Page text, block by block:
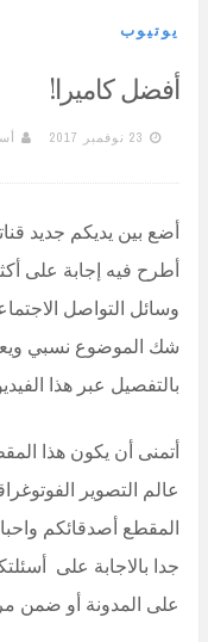
يوتيوب
أفضل كاميرا!
23 نوفمبر 2017
أضع بين يديكم جديد
أطرح فيه إجابة على
وسائل التواصل
شك الموضوع نسبي
بالتفصيل عبر هذا
أتمنى أن يكون هذا
عالم التصوير
المقطع أصدقائكم
جدا بالاجابة على
على المدونة أو ضمن